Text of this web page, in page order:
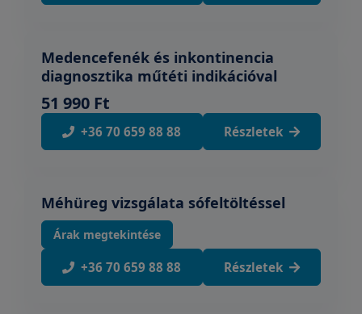
Medencefenék és inkontinencia
diagnosztika műtéti indikációval
51 990 Ft
+36 70 659 88 88 Részletek
Méhüreg vizsgálata sófeltöltéssel
Árak megtekintése
+36 70 659 88 88 Részletek